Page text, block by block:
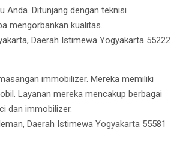
Anda. Ditunjang dengan teknisi
mengorbankan kualitas.
Daerah Istimewa Yogyakarta 55222
immobilizer. Mereka memiliki
Layanan mereka mencakup berbagai
dan immobilizer.
Daerah Istimewa Yogyakarta 55581